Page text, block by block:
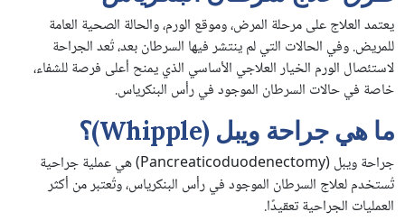
يعتمد العلاج على مرحلة المرض، وموقع الورم، والحالة الصحية العامة
للمريض. وفي الحالات التي لم ينتشر فيها السرطان بعد، تُعد الجراحة
لاستئصال الورم الخيار العلاجي الأساسي الذي يمنح أعلى فرصة للشفاء،
خاصة في حالات السرطان الموجود في رأس البنكرياس.
ما هي جراحة ويبل (Whipple)؟
جراحة ويبل (Pancreaticoduodenectomy) هي عملية جراحية
تُستخدم لعلاج السرطان الموجود في رأس البنكرياس، وتُعتبر من أكثر
العمليات الجراحية تعقيدًا.